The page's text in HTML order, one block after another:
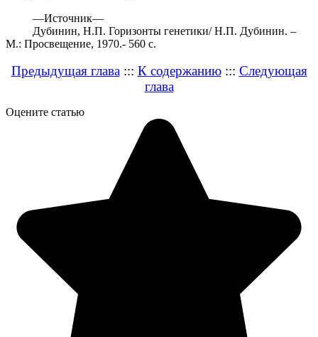
—Источник—
Дубинин, Н.П. Горизонты генетики/ Н.П. Дубинин. –
М.: Просвещение, 1970.- 560 с.
Предыдущая глава::: К содержанию::: Следующая
глава
Оцените статью